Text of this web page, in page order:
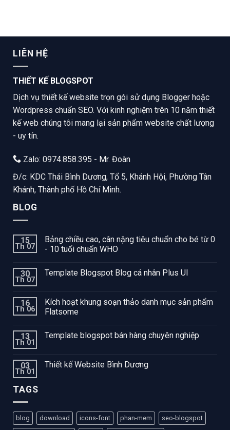
LIÊN HỆ
THIẾT KẾ BLOGSPOT
Dịch vụ thiết kế website trọn gói sử dụng Blogger hoặc
Wordpress chuẩn SEO. Với kinh nghiệm trên 10 năm thiết
kế web chúng tôi mang lại sản phẩm website chất lượng
- uy tín.
Zalo: 0974.858.395 - Mr. Đoàn
Đ/c: KDC Thái Bình Dương, Tổ 5, Khánh Hội, Phường Tân
Khánh, Thành phố Hồ Chí Minh.
BLOG
15
Th 07
Bảng chiều cao, cân nặng tiêu chuẩn cho bé từ 0
- 10 tuổi chuẩn WHO
30
Th 07
Template Blogspot Blog cá nhân Plus UI
16
Th 06
Kích hoạt khung soạn thảo danh mục sản phẩm
Flatsome
13
Th 01
Template blogspot bán hàng chuyên nghiệp
03
Th 01
Thiết kế Website Bình Dương
TAGS
blog download icons-font phan-mem seo-blogspot